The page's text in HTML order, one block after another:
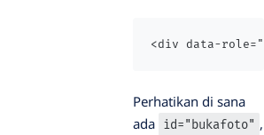
<div data-
Perhatikan di sana
ada id="bukafoto" ,